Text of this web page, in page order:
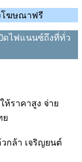
โฆษณาฟรี
ดไฟแนนซ์ถึงที่ทั่ว
ราคาสูง จ่าย
ย
กล้า เจริญยนต์